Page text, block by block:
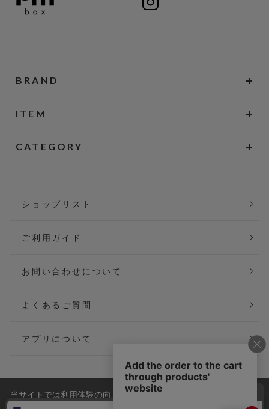
BRAND
ITEM
CATEGORY
ショップリスト
ご利用ガイド
お問い合わせについて
よくあるご質問
アプリについて
会社概要
当サイトでは利用体験の向上およびコンテンツの最適な提供、ト